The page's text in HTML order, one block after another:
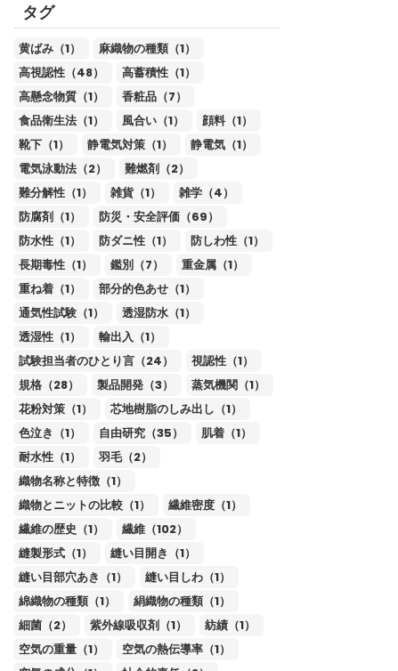
タグ
黄ばみ（1）
麻織物の種類（1）
高視認性（48）
高蓄積性（1）
高懸念物質（1）
香粧品（7）
食品衛生法（1）
風合い（1）
顔料（1）
靴下（1）
静電気対策（1）
静電気（1）
電気泳動法（2）
難燃剤（2）
難分解性（1）
雑貨（1）
雑学（4）
防腐剤（1）
防災・安全評価（69）
防水性（1）
防ダニ性（1）
防しわ性（1）
長期毒性（1）
鑑別（7）
重金属（1）
重ね着（1）
部分的色あせ（1）
通気性試験（1）
透湿防水（1）
透湿性（1）
輸出入（1）
試験担当者のひとり言（24）
視認性（1）
規格（28）
製品開発（3）
蒸気機関（1）
花粉対策（1）
芯地樹脂のしみ出し（1）
色泣き（1）
自由研究（35）
肌着（1）
耐水性（1）
羽毛（2）
織物名称と特徴（1）
織物とニットの比較（1）
繊維密度（1）
繊維の歴史（1）
繊維（102）
縫製形式（1）
縫い目開き（1）
縫い目部穴あき（1）
縫い目しわ（1）
綿織物の種類（1）
絹織物の種類（1）
細菌（2）
紫外線吸収剤（1）
紡績（1）
空気の重量（1）
空気の熱伝導率（1）